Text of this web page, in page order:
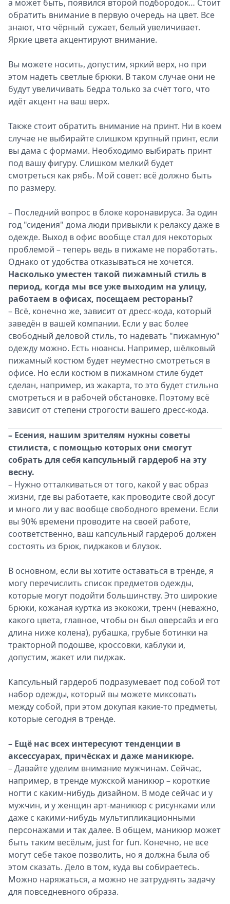
а может быть, появился второй подбородок… Стоит
обратить внимание в первую очередь на цвет. Все
знают, что чёрный сужает, белый увеличивает.
Яркие цвета акцентируют внимание.
Вы можете носить, допустим, яркий верх, но при
этом надеть светлые брюки. В таком случае они не
будут увеличивать бедра только за счёт того, что
идёт акцент на ваш верх.
Также стоит обратить внимание на принт. Ни в коем
случае не выбирайте слишком крупный принт, если
вы дама с формами. Необходимо выбирать принт
под вашу фигуру. Слишком мелкий будет
смотреться как рябь. Мой совет: всё должно быть
по размеру.
– Последний вопрос в блоке коронавируса. За один
год "сидения" дома люди привыкли к релаксу даже в
одежде. Выход в офис вообще стал для некоторых
проблемой – теперь ведь в пижаме не поработать.
Однако от удобства отказываться не хочется.
Насколько уместен такой пижамный стиль в
период, когда мы все уже выходим на улицу,
работаем в офисах, посещаем рестораны?
– Всё, конечно же, зависит от дресс-кода, который
заведён в вашей компании. Если у вас более
свободный деловой стиль, то надевать "пижамную"
одежду можно. Есть нюансы. Например, шёлковый
пижамный костюм будет неуместно смотреться в
офисе. Но если костюм в пижамном стиле будет
сделан, например, из жакарта, то это будет стильно
смотреться и в рабочей обстановке. Поэтому всё
зависит от степени строгости вашего дресс-кода.
– Есения, нашим зрителям нужны советы
стилиста, с помощью которых они смогут
собрать для себя капсульный гардероб на эту
весну.
– Нужно отталкиваться от того, какой у вас образ
жизни, где вы работаете, как проводите свой досуг
и много ли у вас вообще свободного времени. Если
вы 90% времени проводите на своей работе,
соответственно, ваш капсульный гардероб должен
состоять из брюк, пиджаков и блузок.
В основном, если вы хотите оставаться в тренде, я
могу перечислить список предметов одежды,
которые могут подойти большинству. Это широкие
брюки, кожаная куртка из экокожи, тренч (неважно,
какого цвета, главное, чтобы он был оверсайз и его
длина ниже колена), рубашка, грубые ботинки на
тракторной подошве, кроссовки, каблуки и,
допустим, жакет или пиджак.
Капсульный гардероб подразумевает под собой тот
набор одежды, который вы можете миксовать
между собой, при этом докупая какие-то предметы,
которые сегодня в тренде.
– Ещё нас всех интересуют тенденции в
аксессуарах, причёсках и даже маникюре.
– Давайте уделим внимание мужчинам. Сейчас,
например, в тренде мужской маникюр – короткие
ногти с каким-нибудь дизайном. В моде сейчас и у
мужчин, и у женщин арт-маникюр с рисунками или
даже с какими-нибудь мультипликационными
персонажами и так далее. В общем, маникюр может
быть таким весёлым, just for fun. Конечно, не все
могут себе такое позволить, но я должна была об
этом сказать. Дело в том, куда вы собираетесь.
Можно наряжаться, а можно не затруднять задачу
для повседневного образа.